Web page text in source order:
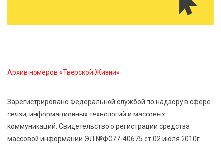
Новые профессии открывают тверичам путь к
карьерному росту
Архив номеров «Тверской Жизни»
Зарегистрировано Федеральной службой по надзору в сфере
связи, информационных технологий и массовых
коммуникаций. Свидетельство о регистрации средства
массовой информации ЭЛ №ФС77-40675 от 02 июля 2010г.